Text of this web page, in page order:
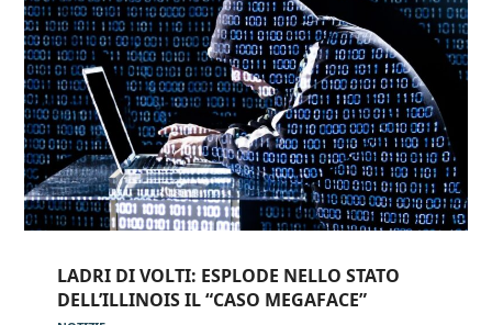
LADRI DI VOLTI: ESPLODE NELLO STATO
DELL’ILLINOIS IL “CASO MEGAFACE”